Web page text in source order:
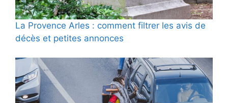
La Provence Arles : comment filtrer les avis de
décès et petites annonces